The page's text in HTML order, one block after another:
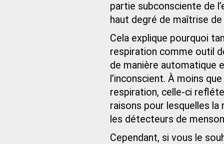
partie subconsciente de
haut degré de maîtrise
Cela explique pourquoi
respiration comme outil
de manière automatique
l’inconscient. À moins
respiration, celle-ci
raisons pour lesquelles la
les détecteurs de
Cependant, si vous le